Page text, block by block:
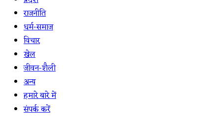
राजनीति
धर्म-समाज
विचार
खेल
जीवन-शैली
अन्य
हमारे बारे में
संपर्क करें